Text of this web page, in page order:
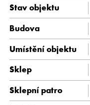
Kariéra
CS EN
Stav objektu
Budova
Umístění objektu
Sklep
Sklepní patro